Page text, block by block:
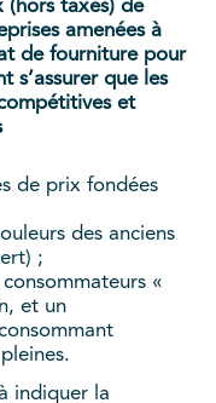
(hors taxes) de
amenées à
de fourniture pour
s’assurer que les
et
de prix fondées
des anciens
;
«
et un
indiquer la